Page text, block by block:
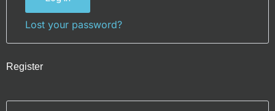
Lost your password?
Register